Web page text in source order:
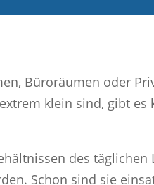
Büroräumen oder
klein sind, gibt es
des täglichen
Schon sind sie